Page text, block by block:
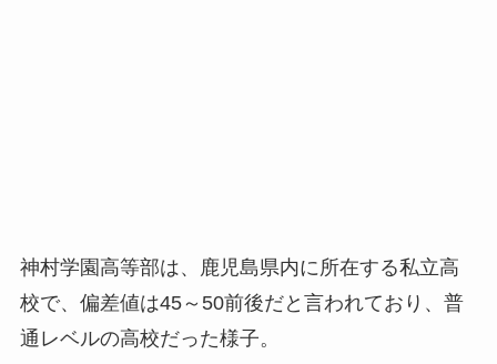
神村学園高等部は、鹿児島県内に所在する私立高
校で、偏差値は45～50前後だと言われており、普
通レベルの高校だった様子。